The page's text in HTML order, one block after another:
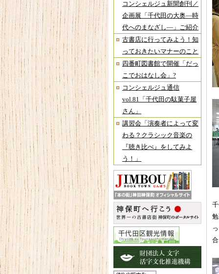
コンシェルジュ新聞創刊／
企画展「千代田の大奥―時
代へのまなざし―」ご紹介
古書店に行ってみよう！知
っておきたいマナーのこと
四番町図書館で開催「だっ
こでおはなし会」?
コンシェルジュ通信
vol.81「千代田の駄菓子屋
さん」
講習会「演奏者によって変
わる？クラシック音楽の
『聴き比べ』をしてみよ
う！」